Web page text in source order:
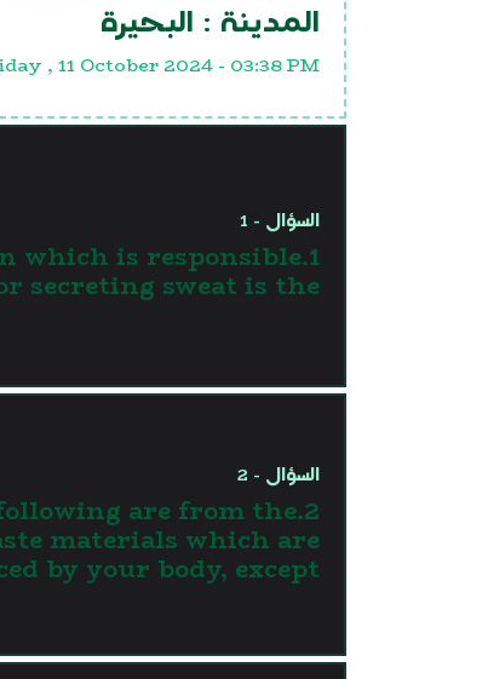
المدينة : البحيرة
, 11 October 2024 - 03:38 PM
السؤال - 1
which is responsible
secreting sweat is the
السؤال - 2
following are from the
materials which are
by your body, except